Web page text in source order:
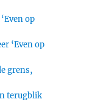
op
‘Even op
grens,
terugblik